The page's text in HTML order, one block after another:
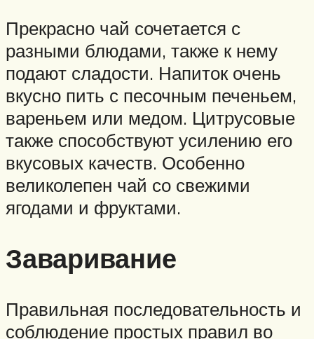
Прекрасно чай сочетается с
разными блюдами, также к нему
подают сладости. Напиток очень
вкусно пить с песочным печеньем,
вареньем или медом. Цитрусовые
также способствуют усилению его
вкусовых качеств. Особенно
великолепен чай со свежими
ягодами и фруктами.
Заваривание
Правильная последовательность и
соблюдение простых правил во